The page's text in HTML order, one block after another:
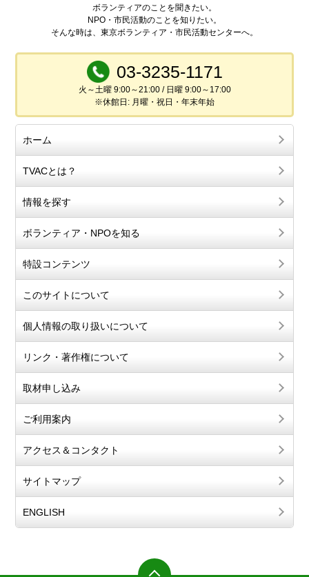
ボランティアのことを聞きたい。
NPO・市民活動のことを知りたい。
そんな時は、東京ボランティア・市民活動センターへ。
03-3235-1171
火～土曜 9:00～21:00 / 日曜 9:00～17:00
※休館日: 月曜・祝日・年末年始
ホーム
TVACとは？
情報を探す
ボランティア・NPOを知る
特設コンテンツ
このサイトについて
個人情報の取り扱いについて
リンク・著作権について
取材申し込み
ご利用案内
アクセス＆コンタクト
サイトマップ
ENGLISH